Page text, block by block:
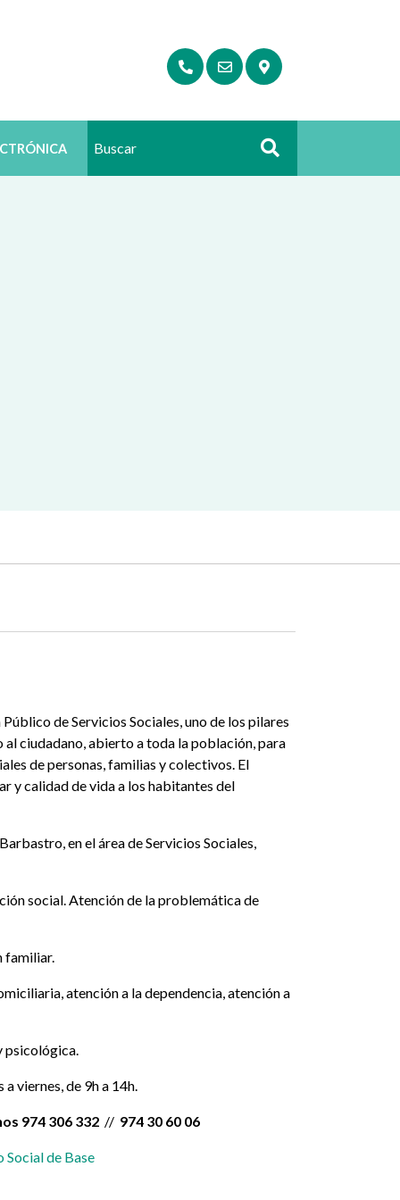
Buscar
de Servicios Sociales, uno de los pilares
al ciudadano, abierto a toda la población, para
de personas, familias y colectivos. El
y calidad de vida a los habitantes del
en el área de Servicios Sociales,
social. Atención de la problemática de
familiar.
atención a la dependencia, atención a
psicológica.
viernes, de 9h a 14h.
974 306 332 // 974 30 60 06
Social de Base